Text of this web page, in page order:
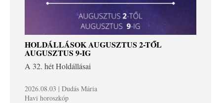
HOLDÁLLÁSOK AUGUSZTUS 2-TŐL
AUGUSZTUS 9-IG
A 32. hét Holdállásai
2026.08.03 | Dudás Mária
Havi horoszkóp